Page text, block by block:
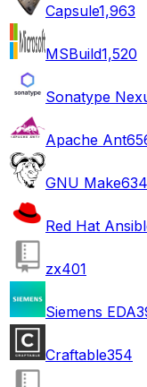
Capsule1,963
MSBuild1,520
Sonatype
Apache Ant
GNU Make634
Red Hat
zx401
Siemens EDA
Craftable354